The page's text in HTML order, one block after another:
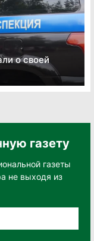
о своей
газету
газеты
не выходя из